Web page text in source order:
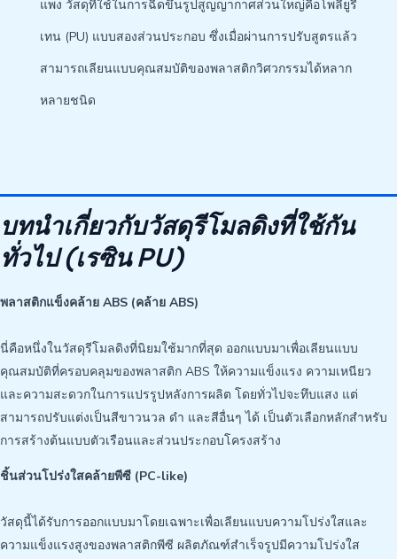
แพง วัสดุที่ใช้ในการฉีดขึ้นรูปสูญญากาศส่วนใหญ่คือโพลียูรี
เทน (PU) แบบสองส่วนประกอบ ซึ่งเมื่อผ่านการปรับสูตรแล้ว
สามารถเลียนแบบคุณสมบัติของพลาสติกวิศวกรรมได้หลาก
หลายชนิด
บทนำเกี่ยวกับวัสดุรีโมลดิงที่ใช้กัน
ทั่วไป (เรซิน PU)
พลาสติกแข็งคล้าย ABS (คล้าย ABS)
นี่คือหนึ่งในวัสดุรีโมลดิงที่นิยมใช้มากที่สุด ออกแบบมาเพื่อเลียนแบบ
คุณสมบัติที่ครอบคลุมของพลาสติก ABS ให้ความแข็งแรง ความเหนียว
และความสะดวกในการแปรรูปหลังการผลิต โดยทั่วไปจะทึบแสง แต่
สามารถปรับแต่งเป็นสีขาวนวล ดำ และสีอื่นๆ ได้ เป็นตัวเลือกหลักสำหรับ
การสร้างต้นแบบตัวเรือนและส่วนประกอบโครงสร้าง
ชิ้นส่วนโปร่งใสคล้ายพีซี (PC-like)
วัสดุนี้ได้รับการออกแบบมาโดยเฉพาะเพื่อเลียนแบบความโปร่งใสและ
ความแข็งแรงสูงของพลาสติกพีซี ผลิตภัณฑ์สำเร็จรูปมีความโปร่งใส